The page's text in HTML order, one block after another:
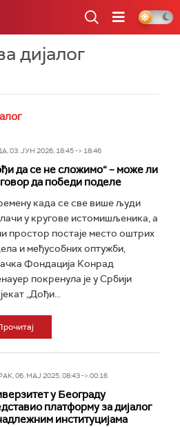
дијалог
03. ЈУН 2026, 18:45 -> 18:46
да се не сложимо“ – може ли
да победи поделе
када се све више људи
у кругове истомишљеника, а
простор постаје место оштрих
и међусобних оптужби,
Фондација Конрад
покренула је у Србији
„Дођи...
06. МАЈ 2025, 08:43 -> 00:16
у Београду
платформу за дијалог
институцијама